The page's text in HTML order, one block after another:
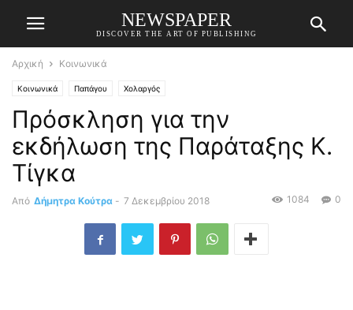
NEWSPAPER
DISCOVER THE ART OF PUBLISHING
Αρχική Κοινωνικά
Κοινωνικά Παπάγου Χολαργός
Πρόσκληση για την
εκδήλωση της Παράταξης Κ.
Τίγκα
Από Δήμητρα Κούτρα - 7 Δεκεμβρίου 2018 0
1084